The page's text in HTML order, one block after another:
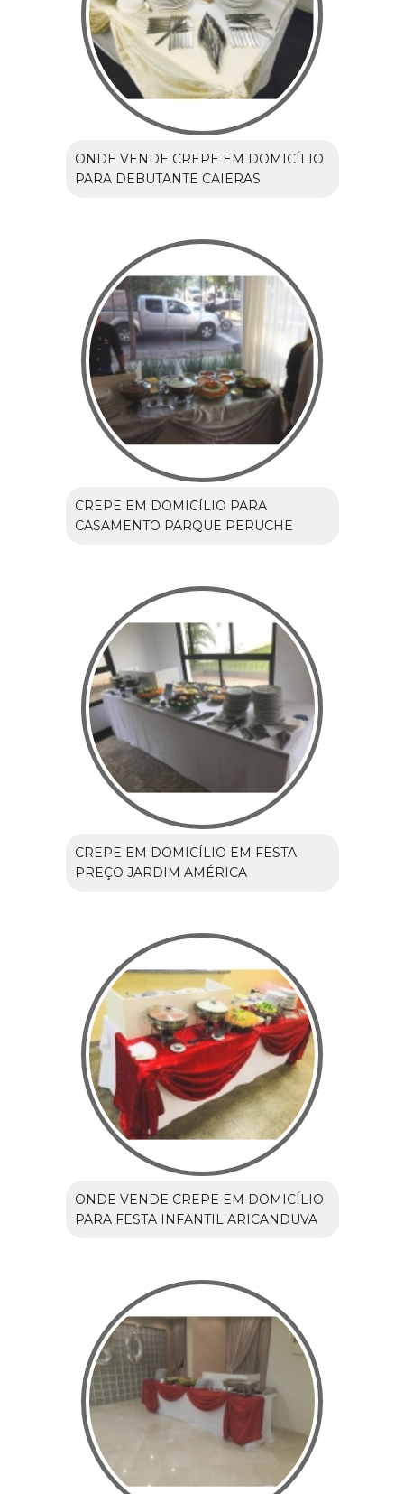
ONDE VENDE CREPE EM DOMICÍLIO
PARA DEBUTANTE CAIERAS
CREPE EM DOMICÍLIO PARA
CASAMENTO PARQUE PERUCHE
CREPE EM DOMICÍLIO EM FESTA
PREÇO JARDIM AMÉRICA
ONDE VENDE CREPE EM DOMICÍLIO
PARA FESTA INFANTIL ARICANDUVA